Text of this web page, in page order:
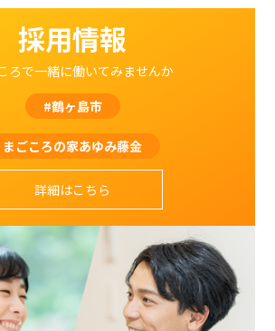
採用情報
ろで一緒に働いてみませんか
#鶴ヶ島市
まごころの家あゆみ藤金
詳細はこちら